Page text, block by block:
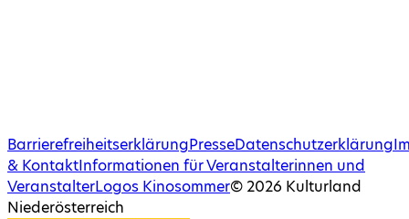
BarrierefreiheitserklärungPresseDatenschutzerklärung
& KontaktInformationen für Veranstalterinnen und
VeranstalterLogos Kinosommer© 2026 Kulturland
Niederösterreich